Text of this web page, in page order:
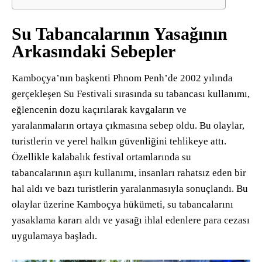
Su Tabancalarının Yasağının
Arkasındaki Sebepler
Kamboçya’nın başkenti Phnom Penh’de 2002 yılında
gerçekleşen Su Festivali sırasında su tabancası kullanımı,
eğlencenin dozu kaçırılarak kavgaların ve
yaralanmaların ortaya çıkmasına sebep oldu. Bu olaylar,
turistlerin ve yerel halkın güvenliğini tehlikeye attı.
Özellikle kalabalık festival ortamlarında su
tabancalarının aşırı kullanımı, insanları rahatsız eden bir
hal aldı ve bazı turistlerin yaralanmasıyla sonuçlandı​. Bu
olaylar üzerine Kamboçya hükümeti, su tabancalarını
yasaklama kararı aldı ve yasağı ihlal edenlere para cezası
uygulamaya başladı.